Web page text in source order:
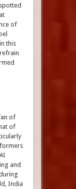
of
this
of
of
and
India